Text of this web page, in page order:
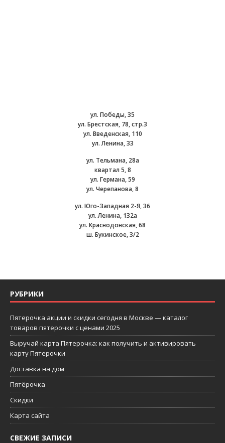
ул. Победы, 35
ул. Брестская, 78, стр.3
ул. Введенская, 110
ул. Ленина, 33
ул. Тельмана, 28а
квартал 5, 8
ул. Германа, 59
ул. Черепанова, 8
ул. Юго-Западная 2-Я, 36
ул. Ленина, 132а
ул. Краснодонская, 68
ш. Букинское, 3/2
РУБРИКИ
Пятерочка акции и скидки сегодня в Москве — каталог
товаров пятерочки с ценами 2025
Выручай карта Пятерочка: как получить и активировать
карту Пятерочки
Доставка на дом
Пятёрочка
Скидки
Карта сайта
СВЕЖИЕ ЗАПИСИ